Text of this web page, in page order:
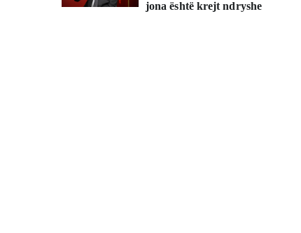
jona është krejt ndryshe